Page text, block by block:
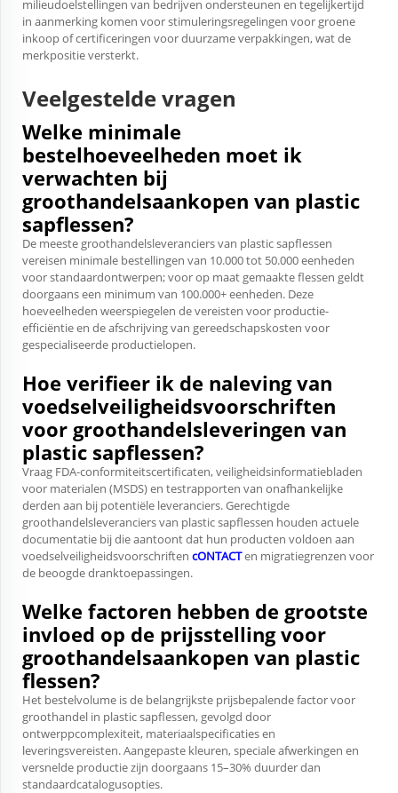
milieudoelstellingen van bedrijven ondersteunen en tegelijkertijd
in aanmerking komen voor stimuleringsregelingen voor groene
inkoop of certificeringen voor duurzame verpakkingen, wat de
merkpositie versterkt.
Veelgestelde vragen
Welke minimale
bestelhoeveelheden moet ik
verwachten bij
groothandelsaankopen van plastic
sapflessen?
De meeste groothandelsleveranciers van plastic sapflessen
vereisen minimale bestellingen van 10.000 tot 50.000 eenheden
voor standaardontwerpen; voor op maat gemaakte flessen geldt
doorgaans een minimum van 100.000+ eenheden. Deze
hoeveelheden weerspiegelen de vereisten voor productie-
efficiëntie en de afschrijving van gereedschapskosten voor
gespecialiseerde productielopen.
Hoe verifieer ik de naleving van
voedselveiligheidsvoorschriften
voor groothandelsleveringen van
plastic sapflessen?
Vraag FDA-conformiteitscertificaten, veiligheidsinformatiebladen
voor materialen (MSDS) en testrapporten van onafhankelijke
derden aan bij potentiële leveranciers. Gerechtigde
groothandelsleveranciers van plastic sapflessen houden actuele
documentatie bij die aantoont dat hun producten voldoen aan
voedselveiligheidsvoorschriften cONTACTen migratiegrenzen voor
de beoogde dranktoepassingen.
Welke factoren hebben de grootste
invloed op de prijsstelling voor
groothandelsaankopen van plastic
flessen?
Het bestelvolume is de belangrijkste prijsbepalende factor voor
groothandel in plastic sapflessen, gevolgd door
ontwerppcomplexiteit, materiaalspecificaties en
leveringsvereisten. Aangepaste kleuren, speciale afwerkingen en
versnelde productie zijn doorgaans 15–30% duurder dan
standaardcatalogusopties.